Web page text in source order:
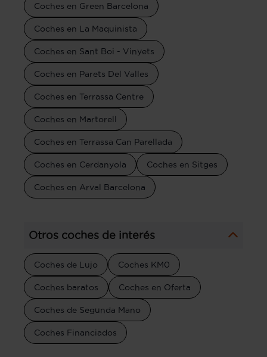
Coches en Green Barcelona
Coches en La Maquinista
Coches en Sant Boi - Vinyets
Coches en Parets Del Valles
Coches en Terrassa Centre
Coches en Martorell
Coches en Terrassa Can Parellada
Coches en Cerdanyola Coches en Sitges
Coches en Arval Barcelona
Otros coches de interés
Coches de Lujo Coches KM0
Coches baratos Coches en Oferta
Coches de Segunda Mano
Coches Financiados